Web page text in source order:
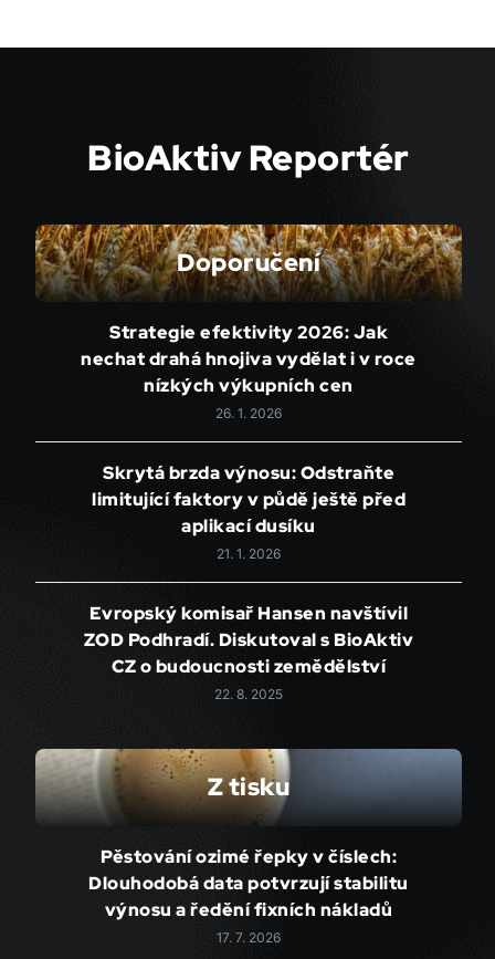
BioAktiv Reportér
Doporučení
Strategie efektivity 2026: Jak
nechat drahá hnojiva vydělat i v roce
nízkých výkupních cen
26. 1. 2026
Skrytá brzda výnosu: Odstraňte
limitující faktory v půdě ještě před
aplikací dusíku
21. 1. 2026
Evropský komisař Hansen navštívil
ZOD Podhradí. Diskutoval s BioAktiv
CZ o budoucnosti zemědělství
22. 8. 2025
Z tisku
Pěstování ozimé řepky v číslech:
Dlouhodobá data potvrzují stabilitu
výnosu a ředění fixních nákladů
17. 7. 2026